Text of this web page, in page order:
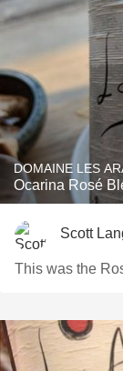
DOMAINE LES
Ocarina Rosé
Scott
This was the